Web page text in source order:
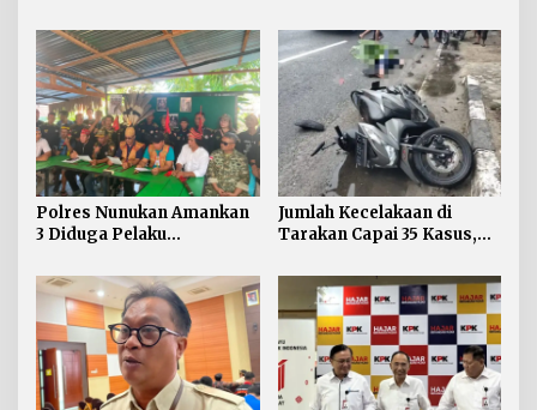
Polres Nunukan Amankan
3 Diduga Pelaku
Jumlah Kecelakaan di
Tarakan Capai 35 Kasus,
Pengendara di Bawah
Umur